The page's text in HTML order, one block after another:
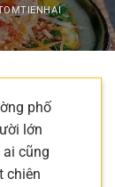
phố
lớn
ai cũng
chiên